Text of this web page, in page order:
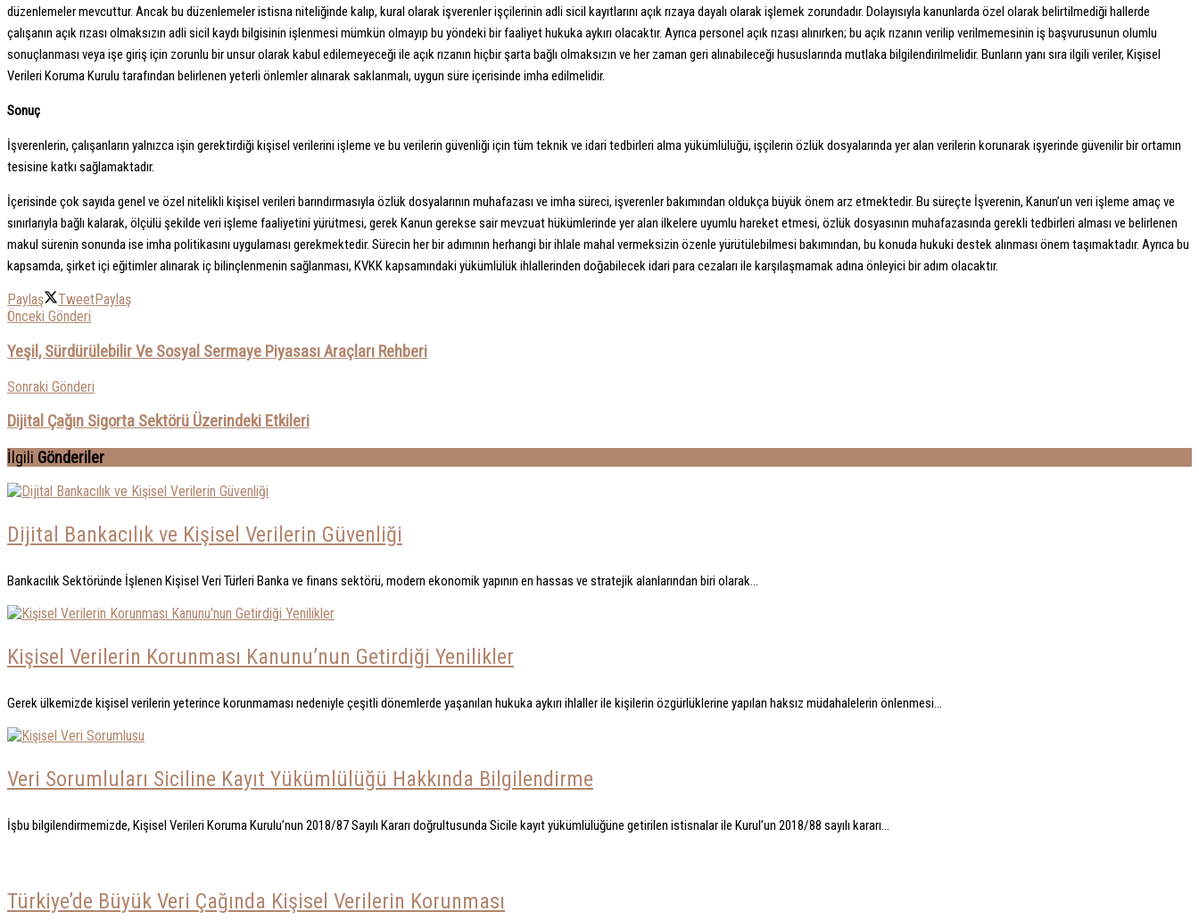
düzenlemeler mevcuttur. Ancak bu düzenlemeler istisna niteliğinde kalıp, kural olarak işverenler işçilerinin adli sicil kayıtlarını açık rızaya dayalı olarak işlemek zorundadır. Dolayısıyla kanunlarda özel olarak belirtilmediği hallerde
çalışanın açık rızası olmaksızın adli sicil kaydı bilgisinin işlenmesi mümkün olmayıp bu yöndeki bir faaliyet hukuka aykırı olacaktır. Ayrıca personel açık rızası alınırken; bu açık rızanın verilip verilmemesinin iş başvurusunun olumlu
sonuçlanması veya işe giriş için zorunlu bir unsur olarak kabul edilemeyeceği ile açık rızanın hiçbir şarta bağlı olmaksızın ve her zaman geri alınabileceği hususlarında mutlaka bilgilendirilmelidir. Bunların yanı sıra ilgili veriler, Kişisel
Verileri Koruma Kurulu tarafından belirlenen yeterli önlemler alınarak saklanmalı, uygun süre içerisinde imha edilmelidir.
Sonuç
İşverenlerin, çalışanların yalnızca işin gerektirdiği kişisel verilerini işleme ve bu verilerin güvenliği için tüm teknik ve idari tedbirleri alma yükümlülüğü, işçilerin özlük dosyalarında yer alan verilerin korunarak işyerinde güvenilir bir ortamın
tesisine katkı sağlamaktadır.
İçerisinde çok sayıda genel ve özel nitelikli kişisel verileri barındırmasıyla özlük dosyalarının muhafazası ve imha süreci, işverenler bakımından oldukça büyük önem arz etmektedir. Bu süreçte İşverenin, Kanun’un veri işleme amaç ve
sınırlarıyla bağlı kalarak, ölçülü şekilde veri işleme faaliyetini yürütmesi, gerek Kanun gerekse sair mevzuat hükümlerinde yer alan ilkelere uyumlu hareket etmesi, özlük dosyasının muhafazasında gerekli tedbirleri alması ve belirlenen
makul sürenin sonunda ise imha politikasını uygulaması gerekmektedir. Sürecin her bir adımının herhangi bir ihlale mahal vermeksizin özenle yürütülebilmesi bakımından, bu konuda hukuki destek alınması önem taşımaktadır. Ayrıca bu
kapsamda, şirket içi eğitimler alınarak iç bilinçlenmenin sağlanması, KVKK kapsamındaki yükümlülük ihlallerinden doğabilecek idari para cezaları ile karşılaşmamak adına önleyici bir adım olacaktır.
Paylaş TweetPaylaş
Önceki Gönderi
Yeşil, Sürdürülebilir Ve Sosyal Sermaye Piyasası Araçları Rehberi
Sonraki Gönderi
Dijital Çağın Sigorta Sektörü Üzerindeki Etkileri
İlgili Gönderiler
Dijital Bankacılık ve Kişisel Verilerin Güvenliği
Bankacılık Sektöründe İşlenen Kişisel Veri Türleri Banka ve finans sektörü, modern ekonomik yapının en hassas ve stratejik alanlarından biri olarak...
Kişisel Verilerin Korunması Kanunu’nun Getirdiği Yenilikler
Gerek ülkemizde kişisel verilerin yeterince korunmaması nedeniyle çeşitli dönemlerde yaşanılan hukuka aykırı ihlaller ile kişilerin özgürlüklerine yapılan haksız müdahalelerin önlenmesi...
Veri Sorumluları Siciline Kayıt Yükümlülüğü Hakkında Bilgilendirme
İşbu bilgilendirmemizde, Kişisel Verileri Koruma Kurulu’nun 2018/87 Sayılı Kararı doğrultusunda Sicile kayıt yükümlülüğüne getirilen istisnalar ile Kurul’un 2018/88 sayılı kararı...
Türkiye’de Büyük Veri Çağında Kişisel Verilerin Korunması